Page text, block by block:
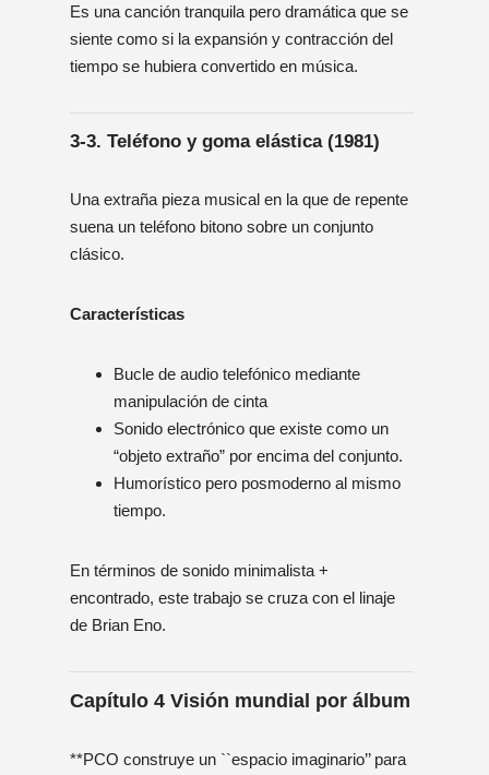
Es una canción tranquila pero dramática que se
siente como si la expansión y contracción del
tiempo se hubiera convertido en música.
3-3. Teléfono y goma elástica (1981)
Una extraña pieza musical en la que de repente
suena un teléfono bitono sobre un conjunto
clásico.
Características
Bucle de audio telefónico mediante
manipulación de cinta
Sonido electrónico que existe como un
“objeto extraño” por encima del conjunto.
Humorístico pero posmoderno al mismo
tiempo.
En términos de sonido minimalista +
encontrado, este trabajo se cruza con el linaje
de Brian Eno.
Capítulo 4 Visión mundial por álbum
**PCO construye un ``espacio imaginario’’ para